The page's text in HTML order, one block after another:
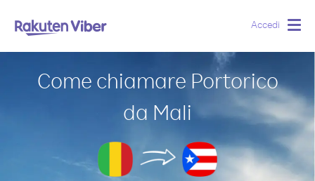
Accedi
Come chiamare Portorico
da Mali